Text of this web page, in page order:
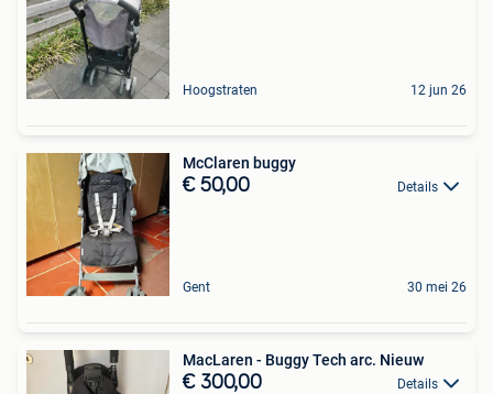
Hoogstraten 12 jun 26
McClaren buggy
€ 50,00 Details
Gent 30 mei 26
MacLaren - Buggy Tech arc. Nieuw
€ 300,00 Details